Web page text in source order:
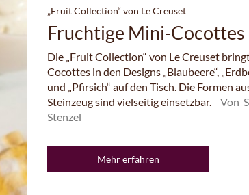
„Fruit Collection“ von Le Creuset
Fruchtige Mini-Cocottes
Die „Fruit Collection“ von Le Creuset
Cocottes in den Designs „Blaubeere“,
und „Pfirsich“ auf den Tisch. Die Formen
Steinzeug sind vielseitig einsetzbar.
Von
Stenzel
Mehr erfahren